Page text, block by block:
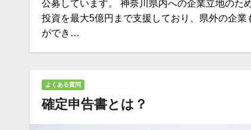
公募しています。 神奈川県内への企業立地のた
投資を最大5億円まで支援しており、県外の企業
ができ…
よくある質問
確定申告書とは？